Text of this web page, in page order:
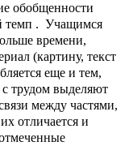
обобщенности
темп . Учащимся
времени,
(картину, текст
еще и тем,
с трудом выделяют
между частями,
отличается и